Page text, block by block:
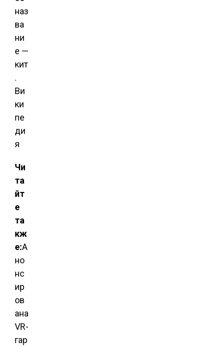
наз
ва
ни
е —
кит
.
Ви
ки
пе
ди
я
Чи
та
йт
е
та
кж
е:А
но
нс
ир
ов
ана
VR-
гар